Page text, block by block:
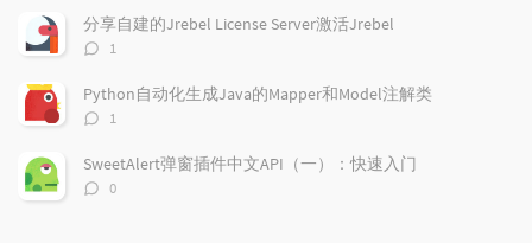
数：
分享自建的Jrebel License Server激活Jrebel
评
数：
1
Python自动化生成Java的Mapper和Model注解类
评
数：
1
SweetAlert弹窗插件中文API（一）：快速入门
评
0